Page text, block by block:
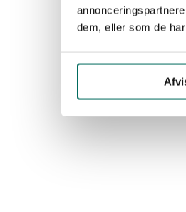
dem, eller som de